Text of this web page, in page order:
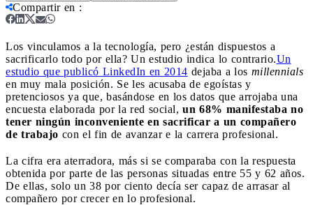
Compartir en :
Los vinculamos a la tecnología, pero ¿están dispuestos a
sacrificarlo todo por ella? Un estudio indica lo contrario.Un
estudio que publicó LinkedIn en 2014 dejaba a los millennials
en muy mala posición. Se les acusaba de egoístas y
pretenciosos ya que, basándose en los datos que arrojaba una
encuesta elaborada por la red social, un 68% manifestaba no
tener ningún inconveniente en sacrificar a un compañero
de trabajo con el fin de avanzar e la carrera profesional.
La cifra era aterradora, más si se comparaba con la respuesta
obtenida por parte de las personas situadas entre 55 y 62 años.
De ellas, solo un 38 por ciento decía ser capaz de arrasar al
compañero por crecer en lo profesional.